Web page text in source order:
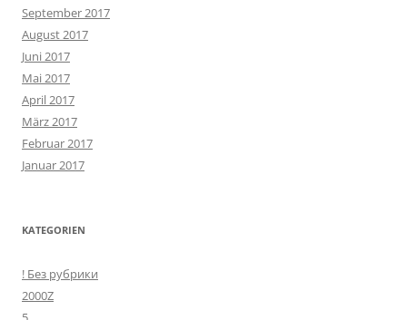
September 2017
August 2017
Juni 2017
Mai 2017
April 2017
März 2017
Februar 2017
Januar 2017
KATEGORIEN
! Без рубрики
2000Z